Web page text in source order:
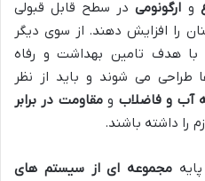
و ارگونومیدر سطح قابل قبولی
را افزایش دهند. از سوی دیگر
هدف تامین بهداشت و رفاه
طراحی می شوند و باید از نظر
آب و فاضلاب ومقاومت در برابر
را داشته باشند.
مجموعه ای از سیستم های